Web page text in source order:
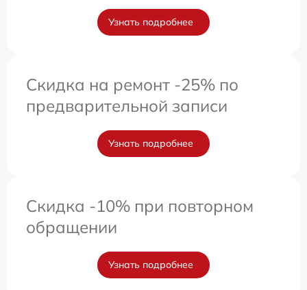
Узнать подробнее
Скидка на ремонт -25% по
предварительной записи
Узнать подробнее
Скидка -10% при повторном
обращении
Узнать подробнее